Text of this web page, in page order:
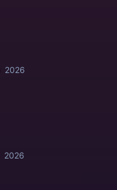
2026
2026